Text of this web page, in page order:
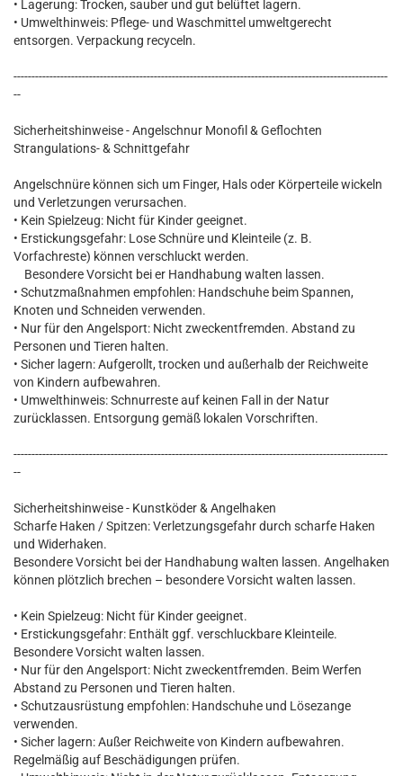
• Lagerung: Trocken, sauber und gut belüftet lagern.
• Umwelthinweis: Pflege- und Waschmittel umweltgerecht
entsorgen. Verpackung recyceln.
--------------------------------------------------------------------------------------------------------
--
Sicherheitshinweise - Angelschnur Monofil & Geflochten
Strangulations- & Schnittgefahr
Angelschnüre können sich um Finger, Hals oder Körperteile wickeln
und Verletzungen verursachen.
• Kein Spielzeug: Nicht für Kinder geeignet.
• Erstickungsgefahr: Lose Schnüre und Kleinteile (z. B.
Vorfachreste) können verschluckt werden.
Besondere Vorsicht bei er Handhabung walten lassen.
• Schutzmaßnahmen empfohlen: Handschuhe beim Spannen,
Knoten und Schneiden verwenden.
• Nur für den Angelsport: Nicht zweckentfremden. Abstand zu
Personen und Tieren halten.
• Sicher lagern: Aufgerollt, trocken und außerhalb der Reichweite
von Kindern aufbewahren.
• Umwelthinweis: Schnurreste auf keinen Fall in der Natur
zurücklassen. Entsorgung gemäß lokalen Vorschriften.
--------------------------------------------------------------------------------------------------------
--
Sicherheitshinweise - Kunstköder & Angelhaken
Scharfe Haken / Spitzen: Verletzungsgefahr durch scharfe Haken
und Widerhaken.
Besondere Vorsicht bei der Handhabung walten lassen. Angelhaken
können plötzlich brechen – besondere Vorsicht walten lassen.
• Kein Spielzeug: Nicht für Kinder geeignet.
• Erstickungsgefahr: Enthält ggf. verschluckbare Kleinteile.
Besondere Vorsicht walten lassen.
• Nur für den Angelsport: Nicht zweckentfremden. Beim Werfen
Abstand zu Personen und Tieren halten.
• Schutzausrüstung empfohlen: Handschuhe und Lösezange
verwenden.
• Sicher lagern: Außer Reichweite von Kindern aufbewahren.
Regelmäßig auf Beschädigungen prüfen.